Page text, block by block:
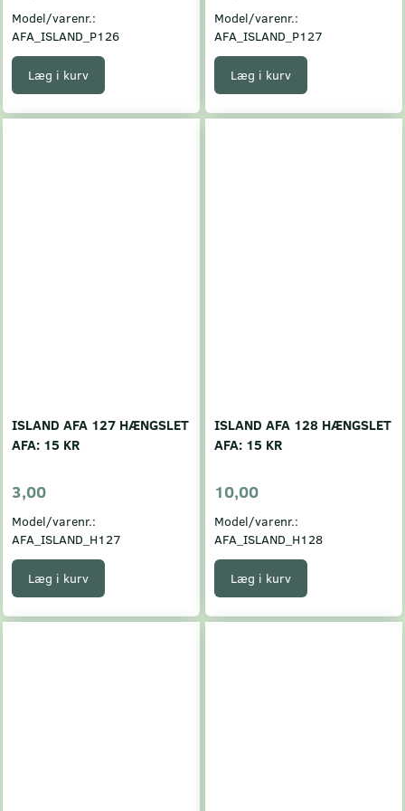
Model/varenr.:
AFA_ISLAND_P126
Læg i kurv
Model/varenr.:
AFA_ISLAND_P127
Læg i kurv
ISLAND AFA 127 HÆNGSLET
AFA: 15 KR
3,00
Model/varenr.:
AFA_ISLAND_H127
Læg i kurv
ISLAND AFA 128 HÆNGSLET
AFA: 15 KR
10,00
Model/varenr.:
AFA_ISLAND_H128
Læg i kurv